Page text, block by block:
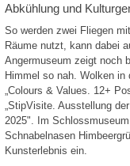
Abkühlung und
So werden zwei Fliegen
Räume nutzt, kann dabei
Angermuseum zeigt noch
Himmel so nah. Wolken
„Colours & Values. 12+
„StipVisite. Ausstellung
2025". Im
Schnabelnasen
Kunsterlebnis ein.